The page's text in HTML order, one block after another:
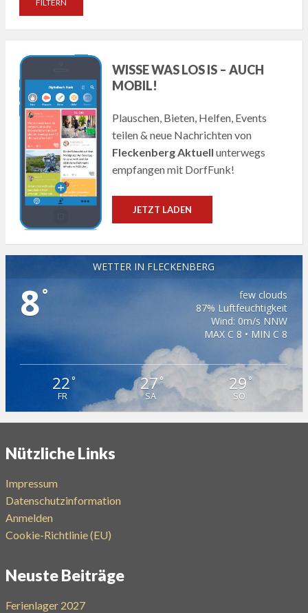
WISSE WAS LOS IS – AUCH
MOBIL!
Plauschen, Bieten, Helfen, Events
teilen & neue Nachrichten von
Fleckenberg Aktuell unterwegs
empfangen mit DorfFunk!
JETZT LADEN
WETTER IN FLECKENBERG
8°
few clouds
87% Luftfeuchtigkeit
Wind: 0m/s NNW
MAX C 8 • MIN C 8
22°
FR
27°
SA
29°
SO
Nützliche Links
Impressum
Datenschutzinformation
Anmelden
Cookie-Richtlinie (EU)
Neuste Beiträge
Ferienlager 2027